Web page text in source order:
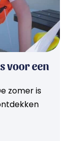
voor een
zomer is